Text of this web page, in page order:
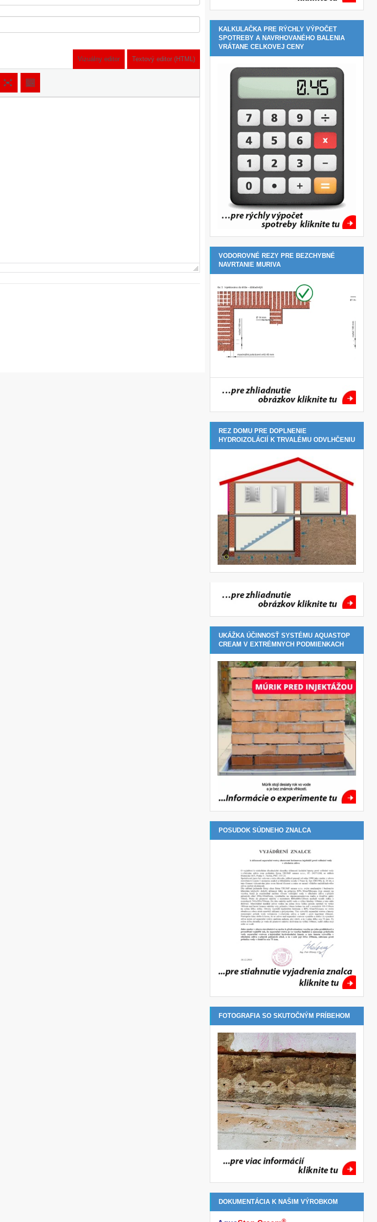
Vizuálny editor Textový editor (HTML)
KALKULAČKA PRE RÝCHLY VÝPOČET
SPOTREBY A NAVRHOVANÉHO BALENIA
VRÁTANE CELKOVEJ CENY
VODOROVNÉ REZY PRE BEZCHYBNÉ
NAVRTANIE MURIVA
REZ DOMU PRE DOPLNENIE
HYDROIZOLÁCIÍ K TRVALÉMU ODVLHČENIU
UKÁŽKA ÚČINNOSŤ SYSTÉMU AQUASTOP
CREAM V EXTRÉMNYCH PODMIENKACH
POSUDOK SÚDNEHO ZNALCA
FOTOGRAFIA SO SKUTOČNÝM PRÍBEHOM
DOKUMENTÁCIA K NAŠIM VÝROBKOM